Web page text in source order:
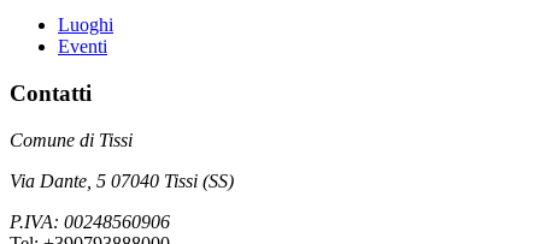
Luoghi
Eventi
Contatti
Comune di Tissi
Via Dante, 5 07040 Tissi (SS)
P.IVA: 00248560906